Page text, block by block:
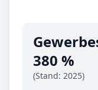
380 %
(Stand: 2025)